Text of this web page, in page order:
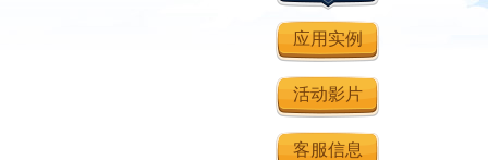
应用实例
活动影片
客服信息